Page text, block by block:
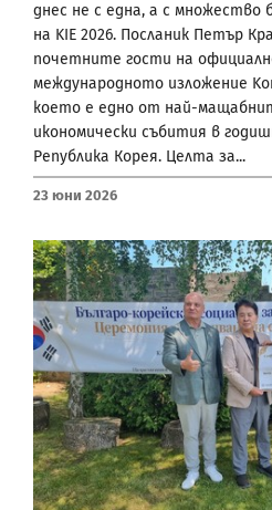
днес не с една, а с множество
на KIE 2026. Посланик Петър
почетните гости на
международното изложение
което е едно от най-
икономически събития в
Република Корея. Целта за...
23 Юни 2026